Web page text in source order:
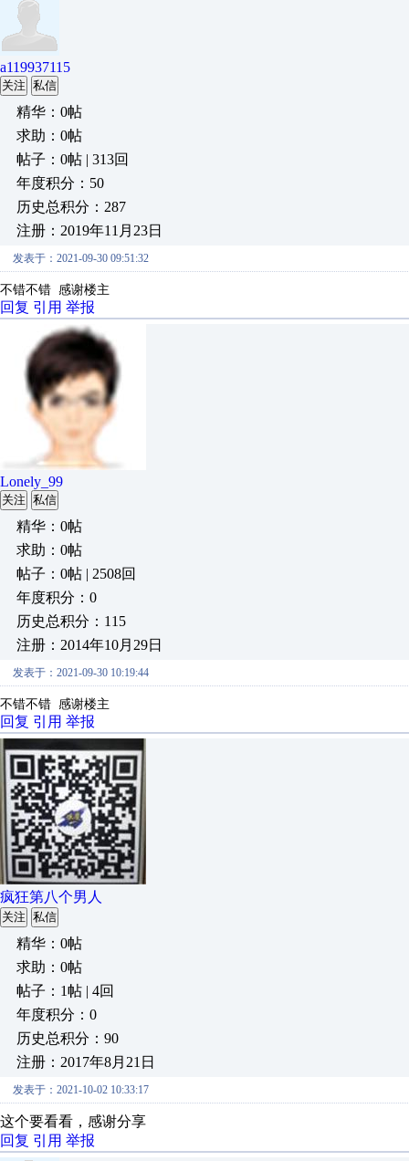
a119937115
关注 私信
精华：0帖
求助：0帖
帖子：0帖 | 313回
年度积分：50
历史总积分：287
注册：2019年11月23日
发表于：2021-09-30 09:51:32
不错不错 感谢楼主
回复 引用 举报
Lonely_99
关注 私信
精华：0帖
求助：0帖
帖子：0帖 | 2508回
年度积分：0
历史总积分：115
注册：2014年10月29日
发表于：2021-09-30 10:19:44
不错不错 感谢楼主
回复 引用 举报
疯狂第八个男人
关注 私信
精华：0帖
求助：0帖
帖子：1帖 | 4回
年度积分：0
历史总积分：90
注册：2017年8月21日
发表于：2021-10-02 10:33:17
这个要看看，感谢分享
回复 引用 举报